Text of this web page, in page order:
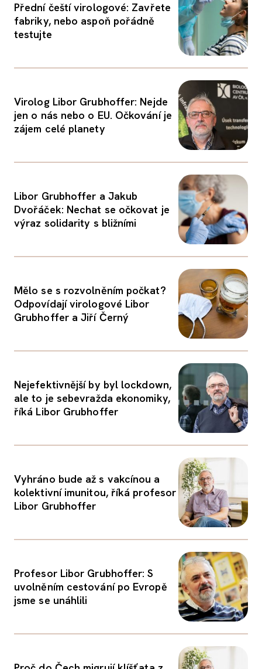
Přední čeští virologové: Zavřete
fabriky, nebo aspoň pořádně
testujte
Virolog Libor Grubhoffer: Nejde
jen o nás nebo o EU. Očkování je
zájem celé planety
Libor Grubhoffer a Jakub
Dvořáček: Nechat se očkovat je
výraz solidarity s bližními
Mělo se s rozvolněním počkat?
Odpovídají virologové Libor
Grubhoffer a Jiří Černý
Nejefektivnější by byl lockdown,
ale to je sebevražda ekonomiky,
říká Libor Grubhoffer
Vyhráno bude až s vakcínou a
kolektivní imunitou, říká profesor
Libor Grubhoffer
Profesor Libor Grubhoffer: S
uvolněním cestování po Evropě
jsme se unáhlili